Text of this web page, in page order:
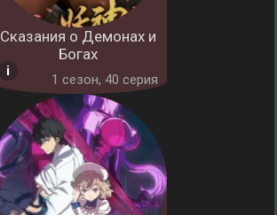
Сказания о Демонах и
Богах
1 cезон, 40 серия